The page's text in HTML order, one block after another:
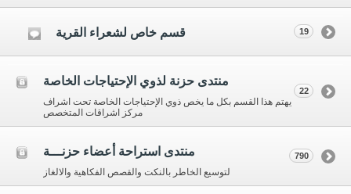
قسم خاص لشعراء القرية 19
منتدى حزنة لذوي الإحتياجات الخاصة
يهتم هذا القسم بكل ما يخص ذوي الإحتياجات الخاصة تحت اشراف
مركز اشراقات المتخصص
22
منتدى استراحة أعضاء حزنـــة
لتوسيع الخاطر بالنكت والقصص الفكاهية والالغاز
790